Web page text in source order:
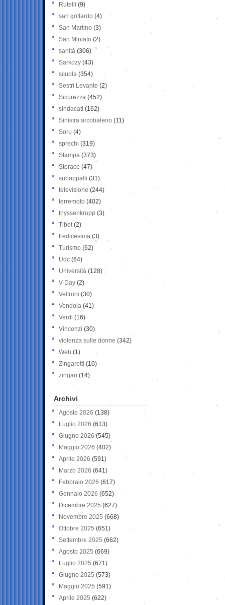
Rutelli (9)
san gottardo (4)
San Martino (3)
San Miniato (2)
sanità (306)
Sarkozy (43)
scuola (354)
Sestri Levante (2)
Sicurezza (452)
sindacati (162)
Sinistra arcobaleno (11)
Soru (4)
sprechi (319)
Stampa (373)
Storace (47)
subappalti (31)
televisione(244)
terremoto (402)
thyssenkrupp (3)
Tibet(2)
tredicesima (3)
Turismo (62)
Udc (64)
Università (128)
V-Day (2)
Veltroni (30)
Vendola (41)
Verdi (16)
Vincenzi (30)
violenza sulle donne (342)
Web (1)
Zingaretti (10)
zingari (14)
Archivi
Agosto 2026 (138)
Luglio 2026 (613)
Giugno 2026 (545)
Maggio 2026 (402)
Aprile 2026 (591)
Marzo 2026 (641)
Febbraio 2026 (617)
Gennaio 2026 (652)
Dicembre 2025 (627)
Novembre 2025 (668)
Ottobre 2025 (651)
Settembre 2025 (662)
Agosto 2025 (669)
Luglio 2025 (671)
Giugno 2025 (573)
Maggio 2025 (591)
Aprile 2025 (622)